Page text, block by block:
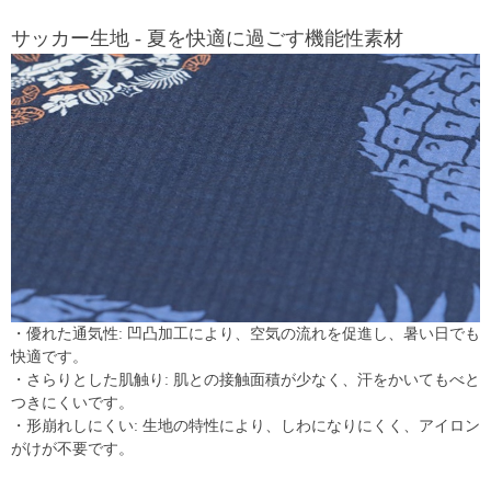
サッカー生地 - 夏を快適に過ごす機能性素材
・優れた通気性: 凹凸加工により、空気の流れを促進し、暑い日でも
快適です。
・さらりとした肌触り: 肌との接触面積が少なく、汗をかいてもべと
つきにくいです。
・形崩れしにくい: 生地の特性により、しわになりにくく、アイロン
がけが不要です。